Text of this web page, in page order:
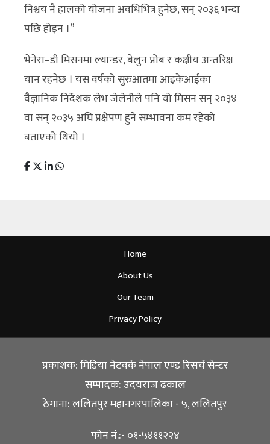
निश्चय नै हालको योजना अवधिभित्र हुनेछ, सन् २०३६ भन्दा
पछि होइन ।”
भेनेरा–डी मिसनमा ल्यान्डर, बेलुन प्रोब र कक्षीय अन्तरिक्ष
यान रहनेछ । यस वर्षको सुरुआतमा आइकेआईका
वैज्ञानिक निर्देशक लेभ जेलेनीले पनि यो मिसन सन् २०३४
वा सन् २०३५ अघि प्रक्षेपण हुने सम्भावना कम रहेको
बताएको थियो ।
Home
About Us
Our Team
Privacy Policy
प्रकाशक: मिडिया नेटवर्क नेपाल एण्ड रिसर्च सेन्टर
सम्पादक: उदयराज ढकाल
ठेगाना: ललितपुर महानगरपालिका - ५, ललितपुर
फोन नं.:- ०१-५४११२२४